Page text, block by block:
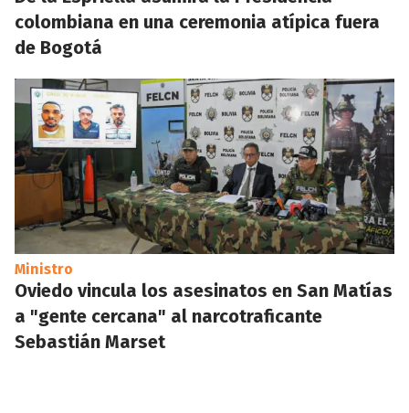
colombiana en una ceremonia atípica fuera
de Bogotá
Ministro
Oviedo vincula los asesinatos en San Matías
a "gente cercana" al narcotraficante
Sebastián Marset